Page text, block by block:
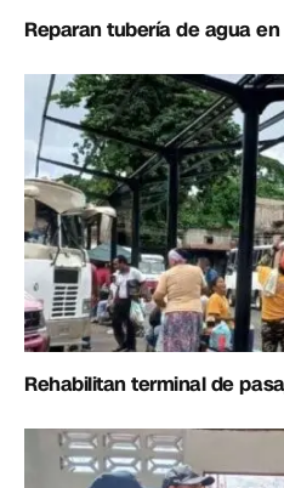
Reparan tubería de agua
Rehabilitan terminal de